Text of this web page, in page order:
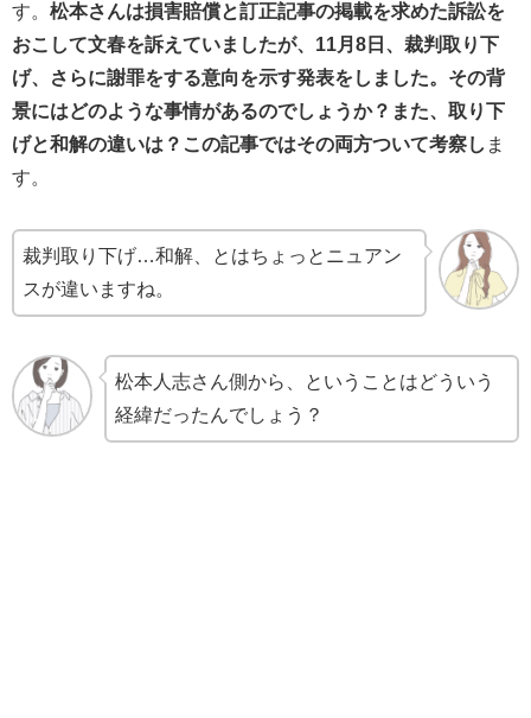
す。 松本さんは損害賠償と訂正記事の掲載を求めた訴訟を
おこして文春を訴えていましたが、11月8日、裁判取り下
げ、さらに謝罪をする意向を示す発表をしました。その背
景にはどのような事情があるのでしょうか？また、取り下
げと和解の違いは？この記事ではその両方ついて考察し ま
す。
裁判取り下げ…和解、とはちょっとニュアン
スが違いますね。
松本人志さん側から、ということはどういう
経緯だったんでしょう？